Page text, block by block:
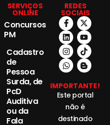
SERVIÇOS
ONLINE
Concursos
PM
Cadastro
de
Pessoa
Surda, de
PcD
Auditiva
ou da
Fala
REDES
SOCIAIS
IMPORTANTE!
Este portal
não é
destinado